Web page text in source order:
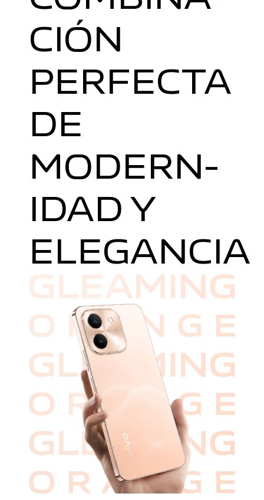
CIÓN
PERFECTA
DE
MODERN­
IDAD Y
ELEGANCIA